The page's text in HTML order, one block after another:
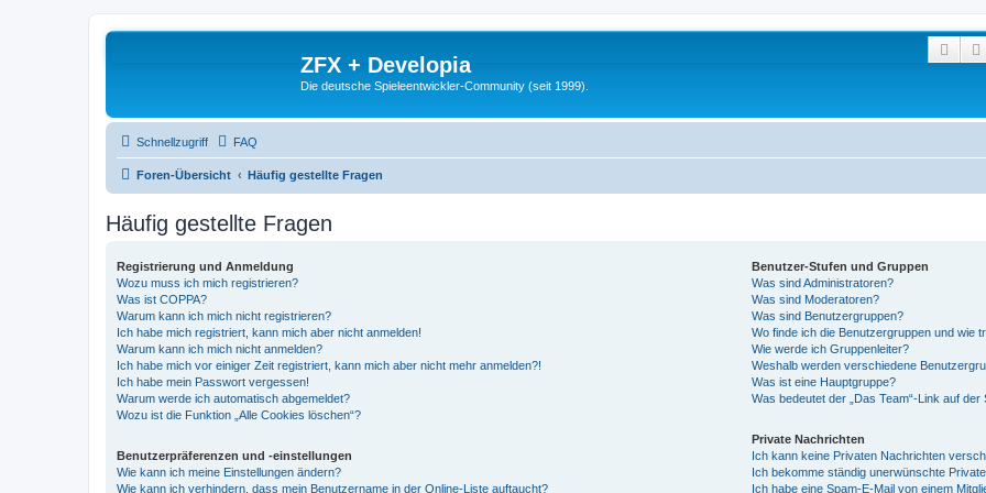
ZFX + Developia
Die deutsche Spieleentwickler-Community (seit 1999).
Schnellzugriff FAQ
Foren-Übersicht Häufig gestellte Fragen
Häufig gestellte Fragen
Registrierung und Anmeldung
Wozu muss ich mich registrieren?
Was ist COPPA?
Warum kann ich mich nicht registrieren?
Ich habe mich registriert, kann mich aber nicht anmelden!
Warum kann ich mich nicht anmelden?
Ich habe mich vor einiger Zeit registriert, kann mich aber nicht mehr anmelden?!
Ich habe mein Passwort vergessen!
Warum werde ich automatisch abgemeldet?
Wozu ist die Funktion „Alle Cookies löschen“?
Benutzerpräferenzen und -einstellungen
Wie kann ich meine Einstellungen ändern?
Wie kann ich verhindern, dass mein Benutzername in der Online-Liste auftaucht?
Benutzer-Stufen und Gruppen
Was sind Administratoren?
Was sind Moderatoren?
Was sind Benutzergruppen?
Wo finde ich die Benutzergruppen und wie
Wie werde ich Gruppenleiter?
Weshalb werden verschiedene
Was ist eine Hauptgruppe?
Was bedeutet der „Das Team“-Link auf der
Private Nachrichten
Ich kann keine Privaten Nachrichten
Ich bekomme ständig unerwünschte
Ich habe eine Spam-E-Mail von einem